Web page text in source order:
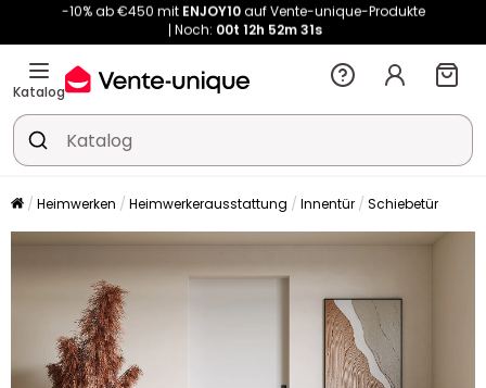
Kauf-unique wird zu Vente-unique - Gleicher Shop, neuer Name!
-10% ab €450 mitENJOY10auf Vente-unique-Produkte
Noch:
Katalog
Heimwerken Heimwerkerausstattung Innentür Schiebetür